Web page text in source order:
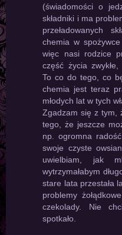
(świadomości o
składniki i ma
przeładowanych
chemia w
więc nasi rodzice
część życia
To co do tego, co
chemia jest teraz
młodych lat w tych
Zgadzam się z tym,
tego, że jeszcze
np. ogromna
swoje czyste
uwielbiam, jak
wytrzymałabym
stare lata przestała
problemy
czekolady. Nie
spotkało.